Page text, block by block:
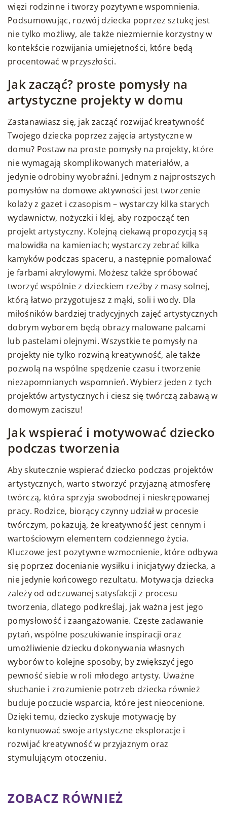
więzi rodzinne i tworzy pozytywne wspomnienia.
Podsumowując, rozwój dziecka poprzez sztukę jest
nie tylko możliwy, ale także niezmiernie korzystny w
kontekście rozwijania umiejętności, które będą
procentować w przyszłości.
Jak zacząć? proste pomysły na
artystyczne projekty w domu
Zastanawiasz się, jak zacząć rozwijać kreatywność
Twojego dziecka poprzez zajęcia artystyczne w
domu? Postaw na proste pomysły na projekty, które
nie wymagają skomplikowanych materiałów, a
jedynie odrobiny wyobraźni. Jednym z najprostszych
pomysłów na domowe aktywności jest tworzenie
kolaży z gazet i czasopism – wystarczy kilka starych
wydawnictw, nożyczki i klej, aby rozpocząć ten
projekt artystyczny. Kolejną ciekawą propozycją są
malowidła na kamieniach; wystarczy zebrać kilka
kamyków podczas spaceru, a następnie pomalować
je farbami akrylowymi. Możesz także spróbować
tworzyć wspólnie z dzieckiem rzeźby z masy solnej,
którą łatwo przygotujesz z mąki, soli i wody. Dla
miłośników bardziej tradycyjnych zajęć artystycznych
dobrym wyborem będą obrazy malowane palcami
lub pastelami olejnymi. Wszystkie te pomysły na
projekty nie tylko rozwiną kreatywność, ale także
pozwolą na wspólne spędzenie czasu i tworzenie
niezapomnianych wspomnień. Wybierz jeden z tych
projektów artystycznych i ciesz się twórczą zabawą w
domowym zaciszu!
Jak wspierać i motywować dziecko
podczas tworzenia
Aby skutecznie wspierać dziecko podczas projektów
artystycznych, warto stworzyć przyjazną atmosferę
twórczą, która sprzyja swobodnej i nieskrępowanej
pracy. Rodzice, biorący czynny udział w procesie
twórczym, pokazują, że kreatywność jest cennym i
wartościowym elementem codziennego życia.
Kluczowe jest pozytywne wzmocnienie, które odbywa
się poprzez docenianie wysiłku i inicjatywy dziecka, a
nie jedynie końcowego rezultatu. Motywacja dziecka
zależy od odczuwanej satysfakcji z procesu
tworzenia, dlatego podkreślaj, jak ważna jest jego
pomysłowość i zaangażowanie. Częste zadawanie
pytań, wspólne poszukiwanie inspiracji oraz
umożliwienie dziecku dokonywania własnych
wyborów to kolejne sposoby, by zwiększyć jego
pewność siebie w roli młodego artysty. Uważne
słuchanie i zrozumienie potrzeb dziecka również
buduje poczucie wsparcia, które jest nieocenione.
Dzięki temu, dziecko zyskuje motywację by
kontynuować swoje artystyczne eksploracje i
rozwijać kreatywność w przyjaznym oraz
stymulującym otoczeniu.
ZOBACZ RÓWNIEŻ